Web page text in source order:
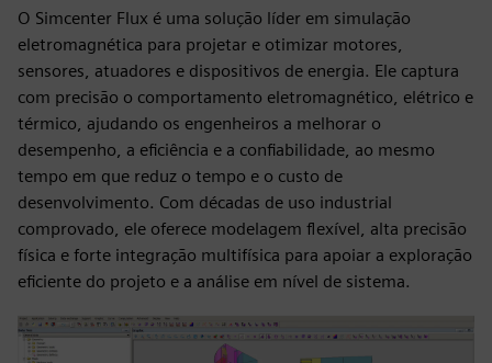
O Simcenter Flux é uma solução líder em simulação
eletromagnética para projetar e otimizar motores,
sensores, atuadores e dispositivos de energia. Ele captura
com precisão o comportamento eletromagnético, elétrico e
térmico, ajudando os engenheiros a melhorar o
desempenho, a eficiência e a confiabilidade, ao mesmo
tempo em que reduz o tempo e o custo de
desenvolvimento. Com décadas de uso industrial
comprovado, ele oferece modelagem flexível, alta precisão
física e forte integração multifísica para apoiar a exploração
eficiente do projeto e a análise em nível de sistema.